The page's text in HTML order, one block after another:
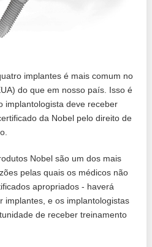
implantes é mais comum no
do que em nosso país. Isso é
implantologista deve receber
da Nobel pelo direito de
Nobel são um dos mais
pelas quais os médicos não
apropriados - haverá
implantes, e os implantologistas
de receber treinamento